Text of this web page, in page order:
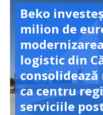
Beko
milion de
logistic din
ca centru
serviciile